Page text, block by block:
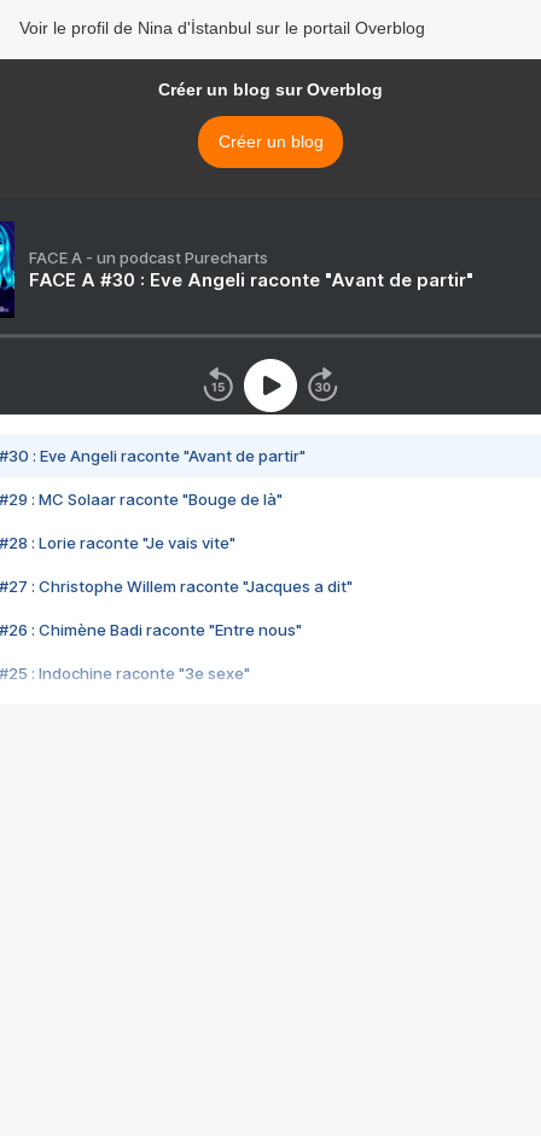
Voir le profil de Nina d'İstanbul sur le portail Overblog
Créer un blog sur Overblog
Créer un blog
FACE A - un podcast Purecharts
FACE A #30 : Eve Angeli raconte "Avant de partir"
#30 : Eve Angeli raconte "Avant de partir"
#29 : MC Solaar raconte "Bouge de là"
#28 : Lorie raconte "Je vais vite"
#27 : Christophe Willem raconte "Jacques a dit"
#26 : Chimène Badi raconte "Entre nous"
#25 : Indochine raconte "3e sexe"